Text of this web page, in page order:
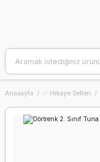
Anasayfa ✅ Hikaye Setleri